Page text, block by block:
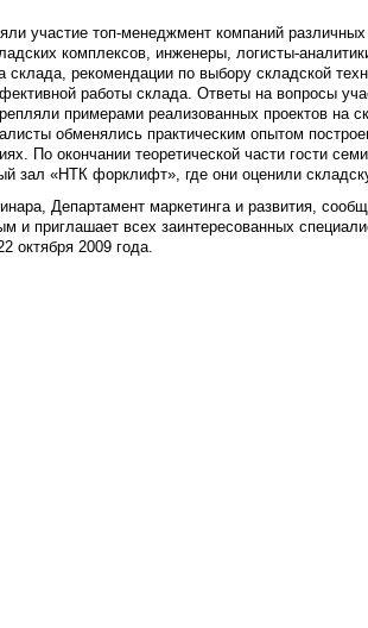
участие топ-менеджмент компаний
комплексов, инженеры, логисты-
склада, рекомендации по выбору складской
работы склада. Ответы на вопросы
примерами реализованных проектов на
обменялись практическим опытом
По окончании теоретической части гости
зал «НТК форклифт», где они оценили
Департамент маркетинга и развития,
и приглашает всех заинтересованных
октября 2009 года.